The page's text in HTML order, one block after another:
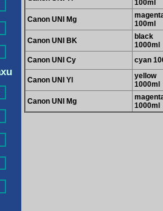
100ml
Canon UNI Mg
100ml
Canon UNI BK
black
1000ml
Canon UNI Cy
cyan
Canon UNI Yl
yellow
1000ml
Canon UNI Mg
1000ml